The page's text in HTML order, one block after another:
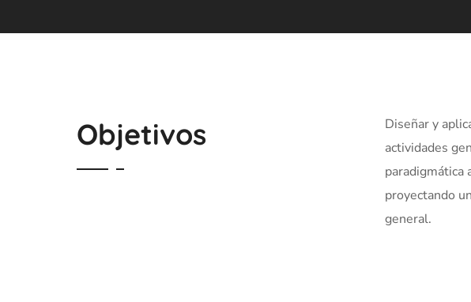
Objetivos
Diseñar y
actividades
paradigmática
proyectando
general.